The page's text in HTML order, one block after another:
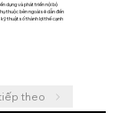
dụng và phát triển nội bộ
thuộc bên ngoài sẽ dẫn đến
thuật số thành lợi thế cạnh
theo